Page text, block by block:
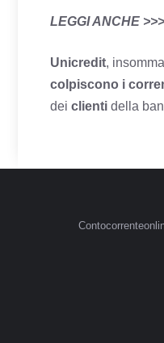
LEGGI ANCHE >>>
Unicredit,
colpiscono i
dei clienti della